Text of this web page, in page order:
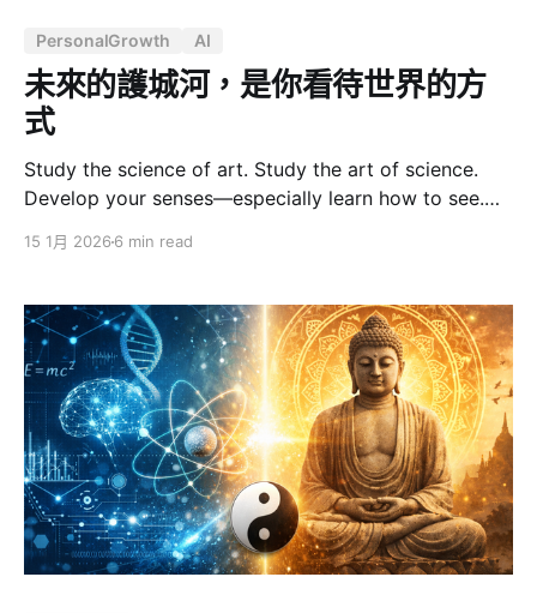
PersonalGrowth AI
未來的護城河，是你看待世界的方
式
Study the science of art. Study the art of science.
Develop your senses—especially learn how to see.
— Leonardo da Vinci 達文西的這句話放在今天，比五百
的能力每隔幾個月就跳升一個層級，自動化已經不再是遙
遠的未來。在這樣的時代，什麼才是真正的競爭優勢？什
麼才能讓一個人、一家公司、一個品牌，不被浪潮淹沒？
在 ChatGPT 問世之前，人們焦慮於「技能不夠硬」或
「專業不夠深」，拼命考證照、學新語言、追逐最新的技
術框架，
15 1月 2026 6 min read